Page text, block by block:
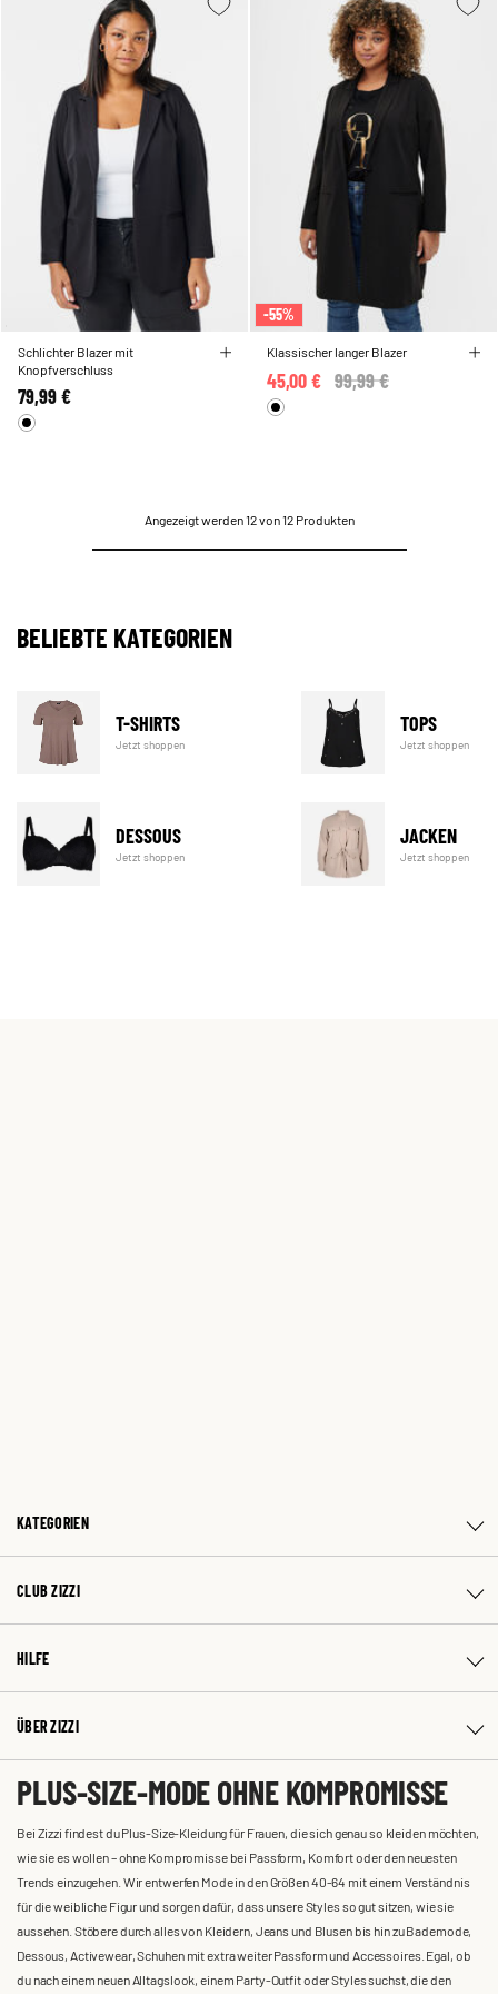
Schlichter Blazer mit
Knopfverschluss
79,99 €
-55%
Klassischer langer Blazer
Price reduced from
99,99 €
45,00 €
Angezeigt werden 12 von 12 Produkten
BELIEBTE KATEGORIEN
T-SHIRTS
Jetzt shoppen
TOPS
Jetzt shoppen
DESSOUS
Jetzt shoppen
JACKEN
Jetzt shoppen
KATEGORIEN
CLUB ZIZZI
HILFE
ÜBER ZIZZI
PLUS-SIZE-MODE OHNE KOMPROMISSE
Bei Zizzi findest du Plus-Size-Kleidung für Frauen, die sich genau so kleiden möchten,
wie sie es wollen – ohne Kompromisse bei Passform, Komfort oder den neuesten
Trends einzugehen. Wir entwerfen Mode in den Größen 40-64 mit einem Verständnis
für die weibliche Figur und sorgen dafür, dass unsere Styles so gut sitzen, wie sie
aussehen. Stöbere durch alles von Kleidern, Jeans und Blusen bis hin zu Bademode,
Dessous, Activewear, Schuhen mit extra weiter Passform und Accessoires. Egal, ob
du nach einem neuen Alltagslook, einem Party-Outfit oder Styles suchst, die den